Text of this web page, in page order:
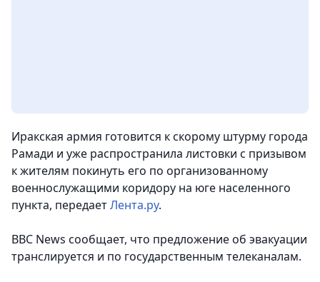
Иракская армия готовится к скорому штурму города
Рамади и уже распространила листовки с призывом
к жителям покинуть его по организованному
военнослужащими коридору на юге населенного
пункта, передаетЛента.ру.
BBC News сообщает, что предложение об эвакуации
транслируется и по государственным телеканалам.